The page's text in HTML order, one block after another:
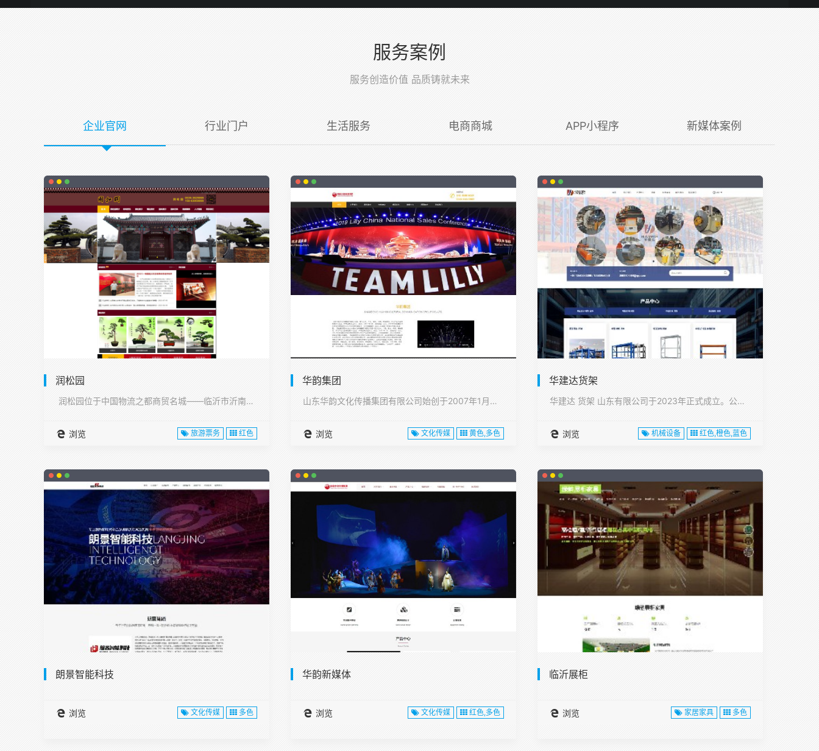
服务案例
服务创造价值 品质铸就未来
企业官网 行业门户 生活服务 电商商城 APP小程序 新媒体案例
润松园
润松园位于中国物流之都商贸名城——临沂市沂南县,···
浏览 旅游票务 红色
华韵集团
山东华韵文化传播集团有限公司始创于2007年1月，注册资本1···
浏览 文化传媒 黄色,多色
华建达货架
华建达 货架 山东有限公司于2023年正式成立。公司位于山东···
浏览 机械设备 红色,橙色,蓝色
朗景智能科技
浏览 文化传媒 多色
华韵新媒体
浏览 文化传媒 红色,多色
临沂展柜
浏览 家居家具 多色